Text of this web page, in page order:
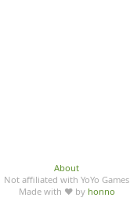
About
Not affiliated with YoYo Games
Made with ♥ by honno